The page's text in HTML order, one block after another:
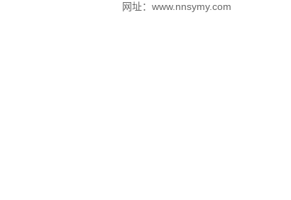
网址：www.nnsymy.com